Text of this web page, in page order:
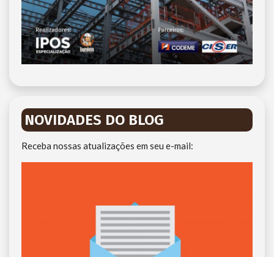
NOVIDADES DO BLOG
Receba nossas atualizações em seu e-mail: